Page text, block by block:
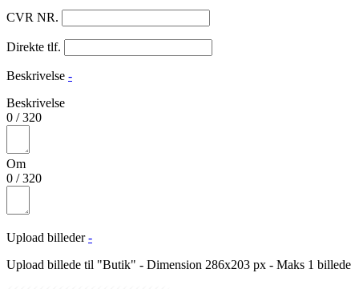
CVR NR.
Direkte tlf.
Beskrivelse -
Beskrivelse
0 /320
Om
0 /320
Upload billeder -
Upload billede til "Butik" - Dimension 286x203 px - Maks 1 billede